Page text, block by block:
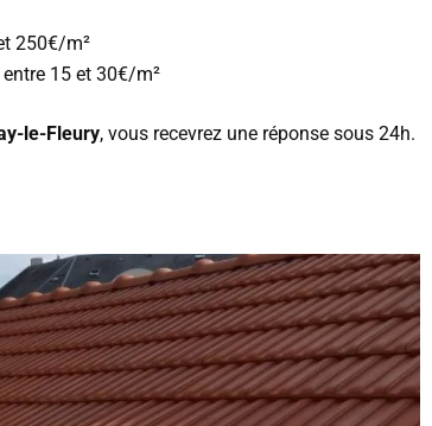
250€/m²
15 et 30€/m²
le-Fleury, vous recevrez une réponse sous 24h.